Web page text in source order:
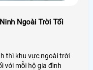
Ngoài Trời Tối
thì khu vực ngoài trời
với mỗi hộ gia đình